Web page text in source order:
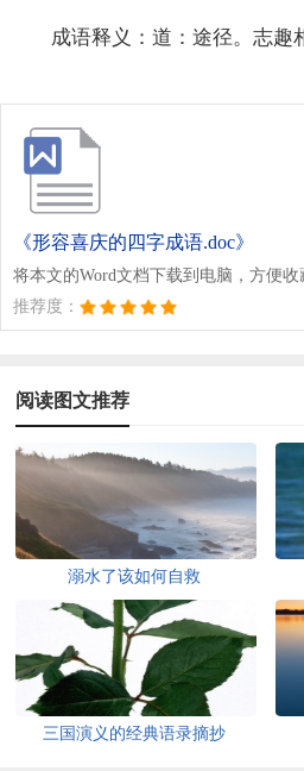
成语释义：道：途径。志趣
《形容喜庆的四字成语.doc》
将本文的Word文档下载到电脑，方便收
推荐度：
阅读图文推荐
溺水了该如何自救
三国演义的经典语录摘抄